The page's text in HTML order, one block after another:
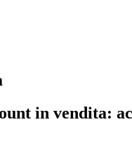
in vendita: